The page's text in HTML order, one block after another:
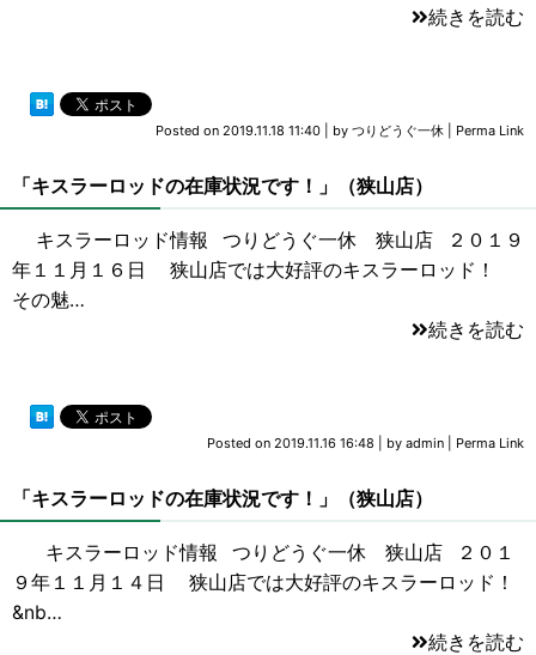
続きを読む
Posted on 2019.11.18 11:40 by つりどうぐ一休 Perma Link
「キスラーロッドの在庫状況です！」（狭山店）
キスラーロッド情報 つりどうぐ一休 狭山店 ２０１９
年１１月１６日 狭山店では大好評のキスラーロッド！
その魅…
続きを読む
Posted on 2019.11.16 16:48 by admin Perma Link
「キスラーロッドの在庫状況です！」（狭山店）
キスラーロッド情報 つりどうぐ一休 狭山店 ２０１
９年１１月１４日 狭山店では大好評のキスラーロッド！
&nb…
続きを読む